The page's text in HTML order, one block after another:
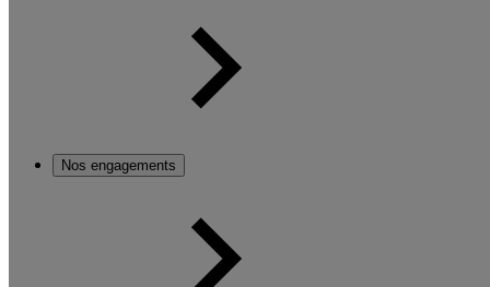
Nos engagements